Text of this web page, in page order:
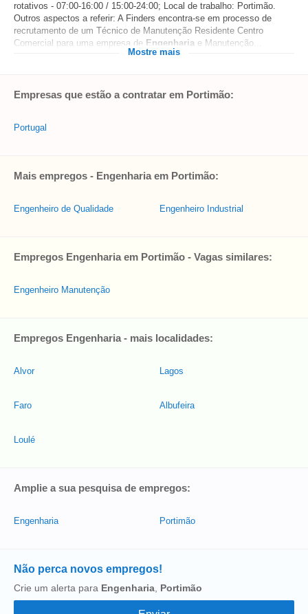
rotativos - 07:00-16:00 / 15:00-24:00; Local de trabalho: Portimão.
Outros aspectos a referir: A Finders encontra-se em processo de
recrutamento de um Técnico de Manutenção Residente Centro
Comercial para uma empresa de Engenharia e Manutenção...
Mostre mais
Empresas que estão a contratar em Portimão:
Portugal
Mais empregos - Engenharia em Portimão:
Engenheiro de Qualidade Engenheiro Industrial
Empregos Engenharia em Portimão - Vagas similares:
Engenheiro Manutenção
Empregos Engenharia - mais localidades:
Alvor
Faro
Loulé
Lagos
Albufeira
Amplie a sua pesquisa de empregos:
Engenharia Portimão
Não perca novos empregos!
Crie um alerta para Engenharia Portimão